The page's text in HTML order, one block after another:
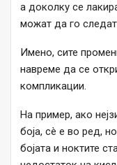
а доколку се
можат да го
Имено, сите
навреме да се
компликации.
На пример, ако
боја, сè е во ред,
бојата и ноктите